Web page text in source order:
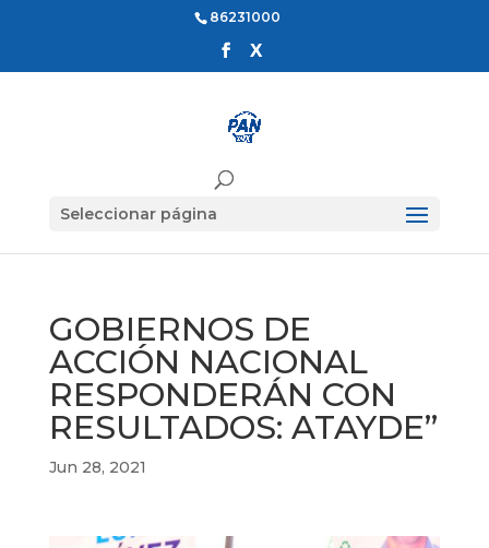
86231000
Seleccionar página
GOBIERNOS DE
ACCIÓN NACIONAL
RESPONDERÁN CON
RESULTADOS: ATAYDE”
Jun 28, 2021